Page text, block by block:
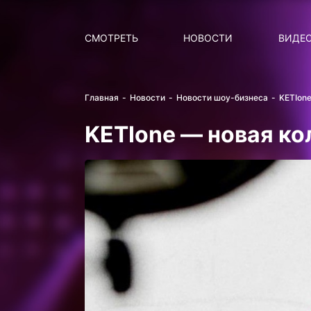
СМОТРЕТЬ НОВОСТИ
Главная Новости Новости шоу-бизнеса
KETIone — новая